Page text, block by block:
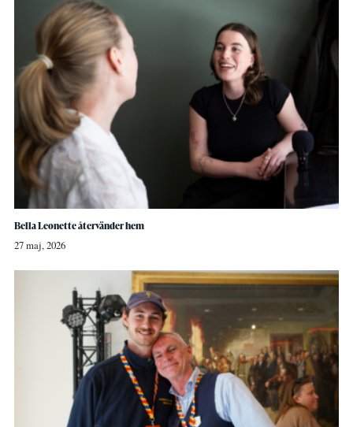
Bella Leonette återvänder hem
27 maj, 2026